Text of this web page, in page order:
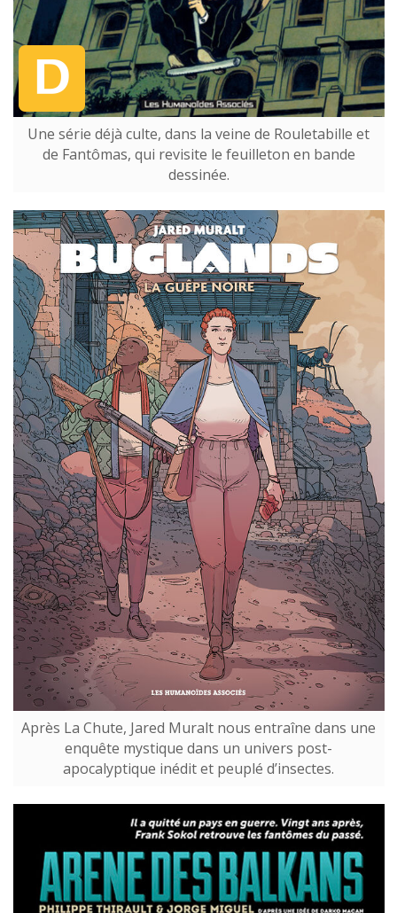
Une série déjà culte, dans la veine de Rouletabille et
de Fantômas, qui revisite le feuilleton en bande
dessinée.
Après La Chute, Jared Muralt nous entraîne dans une
enquête mystique dans un univers post-
apocalyptique inédit et peuplé d’insectes.